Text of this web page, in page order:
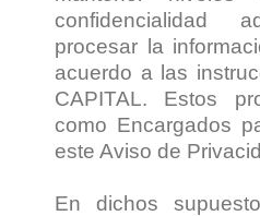
confidencialidad
procesar la
acuerdo a las
CAPITAL. Estos
como Encargados
este Aviso de
En dichos